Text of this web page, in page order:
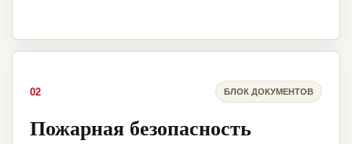
02 БЛОК ДОКУМЕНТОВ
Пожарная безопасность